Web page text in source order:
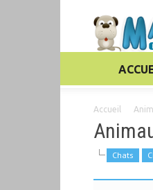
Accueil
Chats